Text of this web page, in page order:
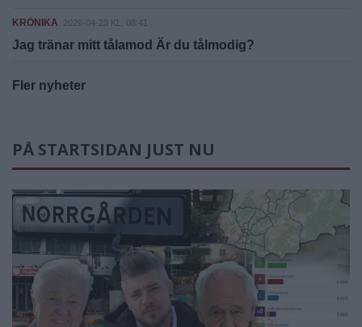
KRÖNIKA 2026-04-23 KL. 08:41
Jag tränar mitt tålamod Är du tålmodig?
Fler nyheter
PÅ STARTSIDAN JUST NU